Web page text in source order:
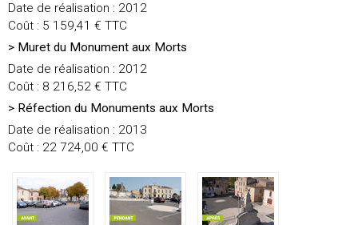
Date de réalisation : 2012
Coût : 5 159,41 € TTC
> Muret du Monument aux Morts
Date de réalisation : 2012
Coût : 8 216,52 € TTC
> Réfection du Monuments aux Morts
Date de réalisation : 2013
Coût : 22 724,00 € TTC